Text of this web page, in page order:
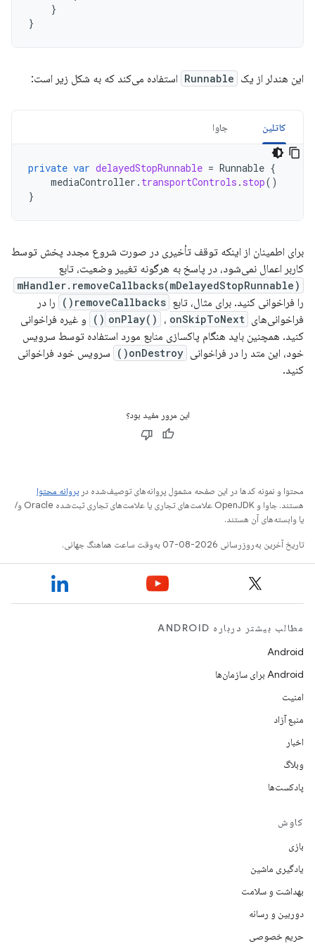
}
}
این هندلر از یک Runnable استفاده می‌کند که به شکل زیر است:
کاتلین جاوا
private var delayedStopRunnable = Runnable {
mediaController . transportControls . stop()
}
برای اطمینان از اینکه توقف تأخیری در صورت شروع مجدد پخش توسط
کاربر اعمال نمی‌شود، در پاسخ به هرگونه تغییر وضعیت، تابع
mHandler.removeCallbacks(mDelayedStopRunnable)
را فراخوانی کنید. برای مثال، تابع removeCallbacks()
را در
فراخوانی‌های
onPlay() ، onSkipToNext()
و غیره فراخوانی
کنید. همچنین باید هنگام پاکسازی منابع مورد استفاده توسط سرویس
خود، این متد را در فراخوانی onDestroy()
سرویس خود فراخوانی
کنید.
این مرور مفید بود؟
محتوا و نمونه کدها در این صفحه مشمول پروانه‌های توصیف‌شده در پروانه محتوا
هستند. جاوا و OpenJDK علامت‌های تجاری یا علامت‌های تجاری ثبت‌شده Oracle و/
یا وابسته‌های آن هستند.
تاریخ آخرین به‌روزرسانی 2026-08-07 به‌وقت ساعت هماهنگ جهانی.
مطالب بیشتر درباره ANDROID
Android
Android برای سازمان‌ها
امنیت
منبع آزاد
اخبار
وبلاگ
پادکست‌ها
کاوش
بازی
یادگیری ماشین
بهداشت و سلامت
دوربین و رسانه
حریم خصوصی